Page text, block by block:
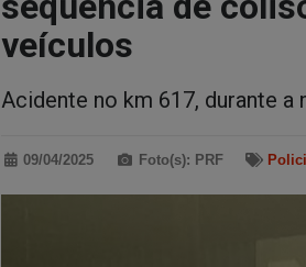
veículos
Acidente no km 617, durante a
09/04/2025 Foto(s): PRF